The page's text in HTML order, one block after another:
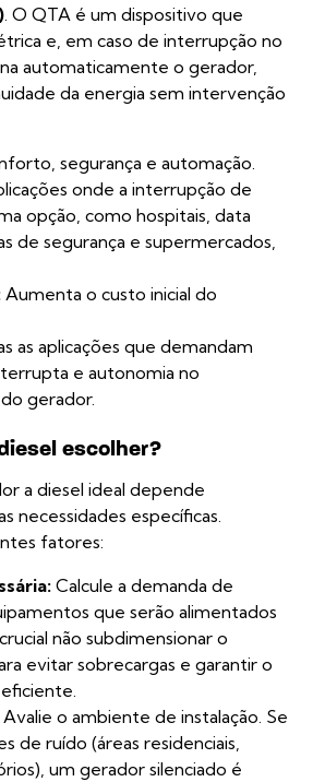
. O QTA é um dispositivo que
e, em caso de interrupção no
automaticamente o gerador,
da energia sem intervenção
segurança e automação.
onde a interrupção de
opção, como hospitais, data
de segurança e supermercados,
Aumenta o custo inicial do
as aplicações que demandam
e autonomia no
gerador.
escolher?
a diesel ideal depende
necessidades específicas.
fatores:
Calcule a demanda de
que serão alimentados
não subdimensionar o
evitar sobrecargas e garantir o
Avalie o ambiente de instalação. Se
de ruído (áreas residenciais,
um gerador silenciado é